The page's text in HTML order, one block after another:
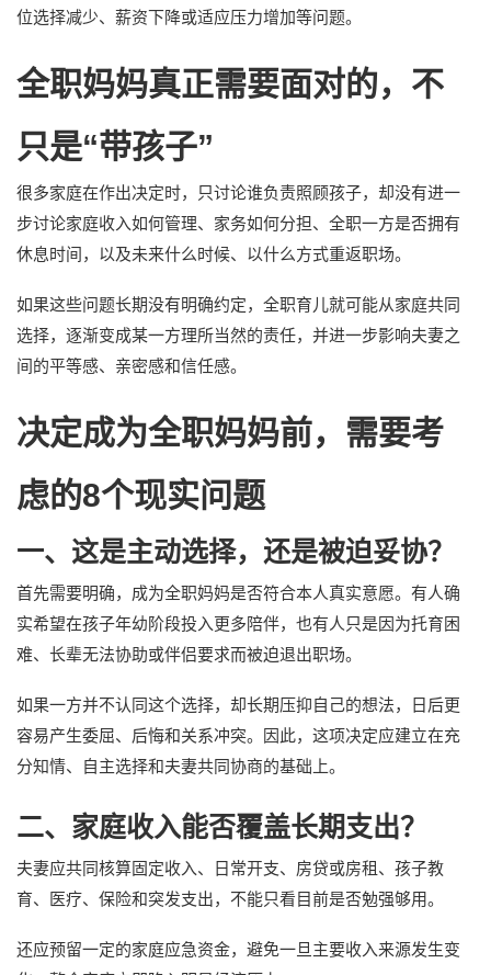
位选择减少、薪资下降或适应压力增加等问题。
全职妈妈真正需要面对的，不
只是“带孩子”
很多家庭在作出决定时，只讨论谁负责照顾孩子，却没有进一
步讨论家庭收入如何管理、家务如何分担、全职一方是否拥有
休息时间，以及未来什么时候、以什么方式重返职场。
如果这些问题长期没有明确约定，全职育儿就可能从家庭共同
选择，逐渐变成某一方理所当然的责任，并进一步影响夫妻之
间的平等感、亲密感和信任感。
决定成为全职妈妈前，需要考
虑的8个现实问题
一、这是主动选择，还是被迫妥协？
首先需要明确，成为全职妈妈是否符合本人真实意愿。有人确
实希望在孩子年幼阶段投入更多陪伴，也有人只是因为托育困
难、长辈无法协助或伴侣要求而被迫退出职场。
如果一方并不认同这个选择，却长期压抑自己的想法，日后更
容易产生委屈、后悔和关系冲突。因此，这项决定应建立在充
分知情、自主选择和夫妻共同协商的基础上。
二、家庭收入能否覆盖长期支出？
夫妻应共同核算固定收入、日常开支、房贷或房租、孩子教
育、医疗、保险和突发支出，不能只看目前是否勉强够用。
还应预留一定的家庭应急资金，避免一旦主要收入来源发生变